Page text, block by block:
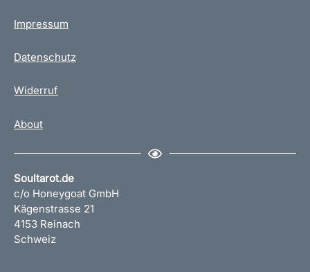
Impressum
Datenschutz
Widerruf
About
Soultarot.de
c/o Honeygoat GmbH
Kägenstrasse 21
4153 Reinach
Schweiz